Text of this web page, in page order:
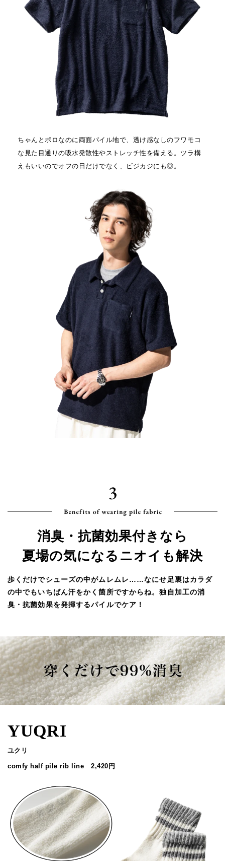
ちゃんとポロなのに両面パイル地で、透け感なしのフワモコ
な見た目通りの吸水発散性やストレッチ性を備える。ツラ構
えもいいのでオフの日だけでなく、ビジカジにも◎。
消臭・抗菌効果付きなら
夏場の気になるニオイも解決
歩くだけでシューズの中がムレムレ……なにせ足裏はカラダ
の中でもいちばん汗をかく箇所ですからね。独自加工の消
臭・抗菌効果を発揮するパイルでケア！
YUQRI
ユクリ
comfy half pile rib line 2,420円